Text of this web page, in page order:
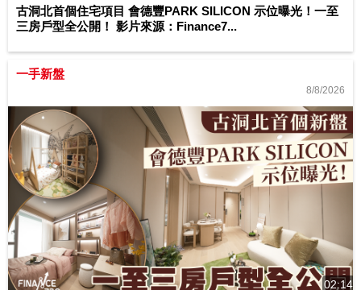
古洞北首個住宅項目 會德豐PARK SILICON 示位曝光！一至
三房戶型全公開！ 影片來源：Finance7...
一手新盤
8/8/2026
02:14